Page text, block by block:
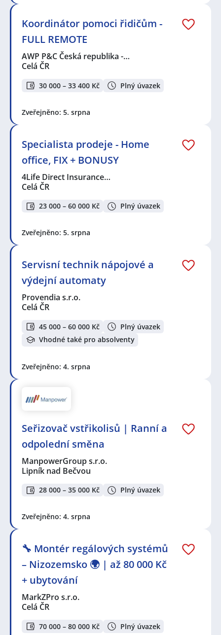
Elektromechanik / Elektromechanička
/ Elektromontérka, Elektrikář / Elektrikářka
Obchodní
zástupce / zástupkyně
automatizace
Seznam lokalit v zobrazených inzerátech:
Celá ČR ,Lipník nad Bečvou
Prostějov, Otrokovice ,Vsetín Dolní Újezd, okres
Přerov Velký Újezd,Hranice, okres Přerov
Koordinátor pomoci řidičům -
FULL REMOTE
AWP P&C Česká republika -…
Celá ČR
30 000 – 33 400 Kč Plný úvazek
Zveřejněno: 5. srpna
Specialista prodeje - Home
office, FIX + BONUSY
4Life Direct Insurance…
Celá ČR
23 000 – 60 000 Kč Plný úvazek
Zveřejněno: 5. srpna
Servisní technik nápojové a
výdejní automaty
Provendia s.r.o.
Celá ČR
45 000 – 60 000 Kč
Plný úvazek
Vhodné také pro absolventy
Zveřejněno: 4. srpna
Seřizovač vstřikolisů | Ranní a
odpolední směna
ManpowerGroup s.r.o.
Lipník nad Bečvou
28 000 – 35 000 Kč Plný úvazek
Zveřejněno: 4. srpna
🔧 Montér regálových systémů
– Nizozemsko 🌍 | až 80 000 Kč
+ ubytování
MarkZPro s.r.o.
Celá ČR
70 000 – 80 000 Kč Plný úvazek